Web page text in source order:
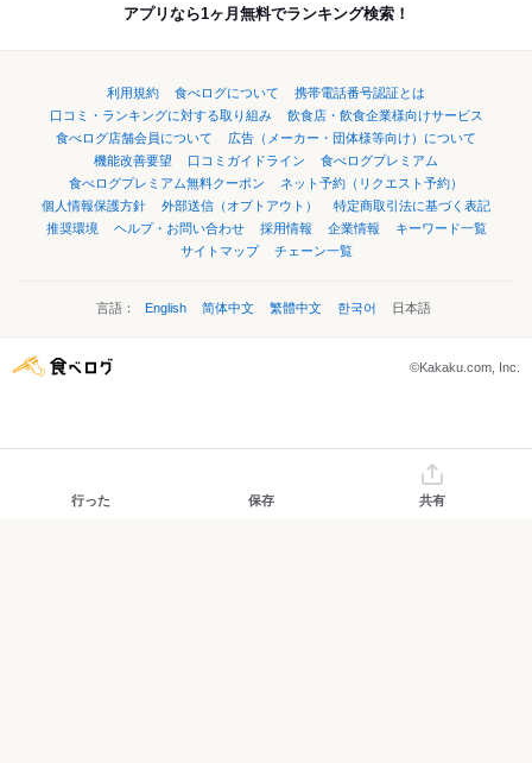
アプリなら1ヶ月無料でランキング検索！
利用規約 食べログについて
携帯電話番号認証とは
口コミ・ランキングに対する取り組み
飲食店・飲食企業様向けサービス
食べログ店舗会員について
広告（メーカー・団体様等向け）について
機能改善要望
口コミガイドライン
食べログプレミアム
食べログプレミアム無料クーポン
ネット予約（リクエスト予約）
個人情報保護方針
外部送信（オプトアウト）
特定商取引法に基づく表記
推奨環境
ヘルプ・お問い合わせ 採用情報 企業情報
キーワード一覧
サイトマップ
チェーン一覧
言語： English 简体中文 繁體中文 한국어 日本語
©Kakaku.com, Inc.
行った 保存 共有